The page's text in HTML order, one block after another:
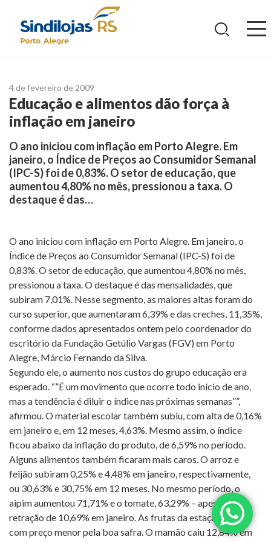
4 de fevereiro de 2009
Educação e alimentos dão força à
inflação em janeiro
O ano iniciou com inflação em Porto Alegre. Em
janeiro, o Índice de Preços ao Consumidor Semanal
(IPC-S) foi de 0,83%. O setor de educação, que
aumentou 4,80% no mês, pressionou a taxa. O
destaque é das…
O ano iniciou com inflação em Porto Alegre. Em janeiro, o
Índice de Preços ao Consumidor Semanal (IPC-S) foi de
0,83%. O setor de educação, que aumentou 4,80% no mês,
pressionou a taxa. O destaque é das mensalidades, que
subiram 7,01%. Nesse segmento, as maiores altas foram do
curso superior, que aumentaram 6,39% e das creches, 11,35%,
conforme dados apresentados ontem pelo coordenador do
escritório da Fundação Getúlio Vargas (FGV) em Porto
Alegre, Márcio Fernando da Silva.
Segundo ele, o aumento nos custos do grupo educação era
esperado. “”É um movimento que ocorre todo início de ano,
mas a tendência é diluir o índice nas próximas semanas””,
afirmou. O material escolar também subiu, com alta de 0,16%
em janeiro e, em 12 meses, 4,63%. Mesmo assim, o índice
ficou abaixo da inflação do produto, de 6,59% no período.
Alguns alimentos também ficaram mais caros. O arroz e
feijão subiram 0,25% e 4,48% em janeiro, respectivamente,
ou 30,63% e 30,75% em 12 meses. No mesmo período, o
aipim aumentou 71,71% e o tomate, 63,29% – apesar da
retração de 10,69% em janeiro. As frutas da estação estão
com preço menor pela boa safra. O mamão caiu 12,84% em